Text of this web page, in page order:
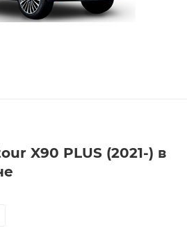
X90 PLUS (2021-) в